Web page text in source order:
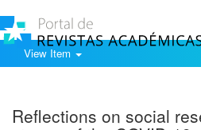
View Item
Reflections on social